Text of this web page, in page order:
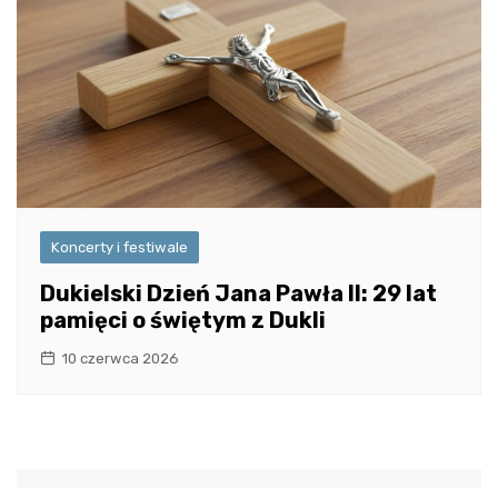
Koncerty i festiwale
Dukielski Dzień Jana Pawła II: 29 lat
pamięci o świętym z Dukli
10 czerwca 2026